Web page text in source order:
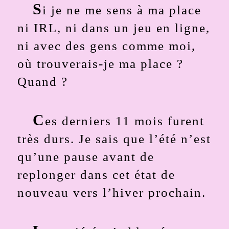
Si je ne me sens à ma place
ni IRL, ni dans un jeu en ligne,
ni avec des gens comme moi,
où trouverais-je ma place ?
Quand ?
Ces derniers 11 mois furent
très durs. Je sais que l’été n’est
qu’une pause avant de
replonger dans cet état de
nouveau vers l’hiver prochain.